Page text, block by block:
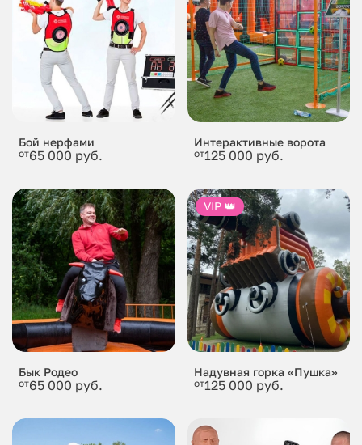
Бой нерфами
от65 000 руб.
Интерактивные ворота
от125 000 руб.
Бык Родео
от65 000 руб.
VIP 👑
Надувная горка «Пушка»
от125 000 руб.